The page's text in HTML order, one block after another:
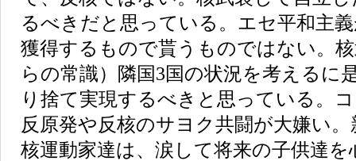
るべきだと思っている。エセ平和主
獲得するもので貰うものではない。
らの常識）隣国3国の状況を考えるに
り捨て実現するべきと思っている。
反原発や反核のサヨク共闘が大嫌い
核運動家達は、涙して将来の子供達